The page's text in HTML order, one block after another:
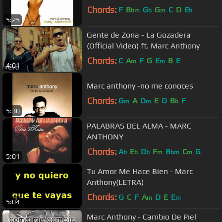
5:25
Chords: F Bbm Gb Gm C D Eb
4:01
Gente de Zona - La Gozadera
(Official Video) ft. Marc Anthony
Chords: C Am F G Em B E
5:30
Marc anthony -no me conoces
Chords: Gm A Dm E D Bb F
5:01
PALABRAS DEL ALMA - MARC
ANTHONY
Chords: Ab Eb Db Fm Bbm Cm G
5:04
Tu Amor Me Hace Bien - Marc
Anthony(LETRA)
Chords: G C F Am D E Em
Marc Anthony - Cambio De Piel